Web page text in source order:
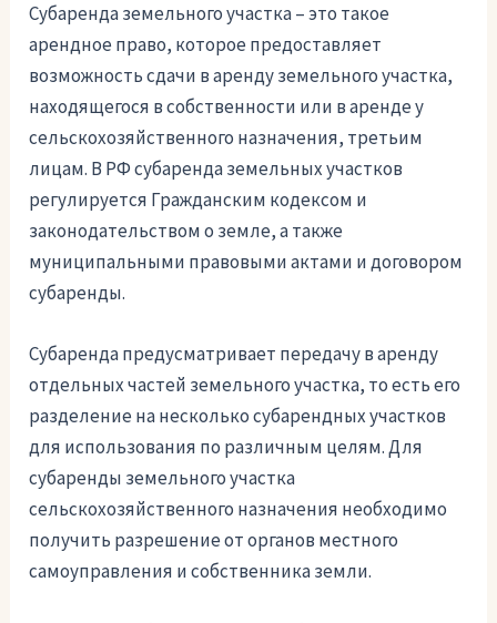
Субаренда земельного участка – это такое
арендное право, которое предоставляет
возможность сдачи в аренду земельного участка,
находящегося в собственности или в аренде у
сельскохозяйственного назначения, третьим
лицам. В РФ субаренда земельных участков
регулируется Гражданским кодексом и
законодательством о земле, а также
муниципальными правовыми актами и договором
субаренды.
Субаренда предусматривает передачу в аренду
отдельных частей земельного участка, то есть его
разделение на несколько субарендных участков
для использования по различным целям. Для
субаренды земельного участка
сельскохозяйственного назначения необходимо
получить разрешение от органов местного
самоуправления и собственника земли.